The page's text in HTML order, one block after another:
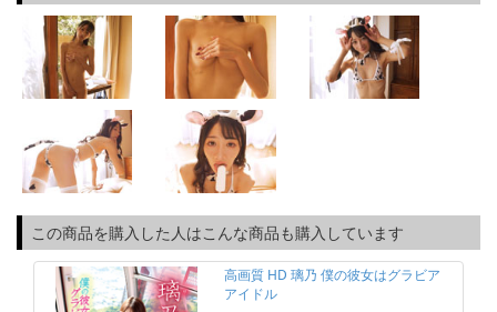
この商品を購入した人はこんな商品も購入しています
高画質 HD 璃乃 僕の彼女はグラビア
アイドル